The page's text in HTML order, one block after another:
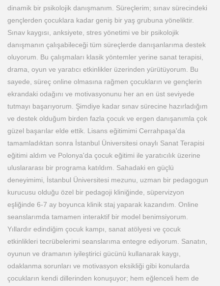
dinamik bir psikolojik danışmanım. Süreçlerim; sınav sürecindeki
gençlerden çocuklara kadar geniş bir yaş grubuna yöneliktir.
Sınav kaygısı, anksiyete, stres yönetimi ve bir psikolojik
danışmanın çalışabileceği tüm süreçlerde danışanlarıma destek
oluyorum. Bu çalışmaları klasik yöntemler yerine sanat terapisi,
drama, oyun ve yaratıcı etkinlikler üzerinden yürütüyorum. Bu
sayede, süreç online olmasına rağmen çocukların ve gençlerin
ekrandaki odağını ve motivasyonunu her an en üst seviyede
tutmayı başarıyorum. Şimdiye kadar sınav sürecine hazırladığım
ve destek olduğum birden fazla çocuk ve ergen danışanımla çok
güzel başarılar elde ettik. Lisans eğitimimi Cerrahpaşa'da
tamamladıktan sonra İstanbul Üniversitesi onaylı Sanat Terapisi
eğitimi aldım ve Polonya'da çocuk eğitimi ile yaratıcılık üzerine
uluslararası bir programa katıldım. Sahadaki en güçlü
deneyimimi, İstanbul Üniversitesi mezunu, uzman bir pedagogun
kurucusu olduğu özel bir pedagoji kliniğinde, süpervizyon
eşliğinde 6-7 ay boyunca klinik staj yaparak kazandım. Online
seanslarımda tamamen interaktif bir model benimsiyorum.
Yıllardır edindiğim çocuk kampı, sanat atölyesi ve çocuk
etkinlikleri tecrübelerimi seanslarıma entegre ediyorum. Sanatın,
oyunun ve dramanın iyileştirici gücünü kullanarak kaygı,
odaklanma sorunları ve motivasyon eksikliği gibi konularda
çocukların kendi dillerinden konuşuyor; hem eğlenceli hem de